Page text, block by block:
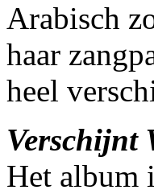
Arabisch
haar
heel
Verschijnt
Het album